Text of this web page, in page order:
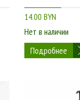
14.00 BYN
Нет в наличии
Подробнее